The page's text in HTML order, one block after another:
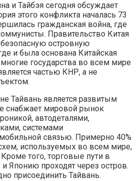
и Тайбэя сегодня обсуждает
этого конфликта началась 73
гражданская война, где
Правительство Китая
островную
и была основана Китайская
государства во всем мире
частью КНР, а не
Тайвань является развитым
снабжает мировой рынок
автодеталями,
системами
связью. Примерно 40%
используемых во всем мире,
Кроме того, торговые пути в
Японию проходят через остров.
присоединить Тайвань.